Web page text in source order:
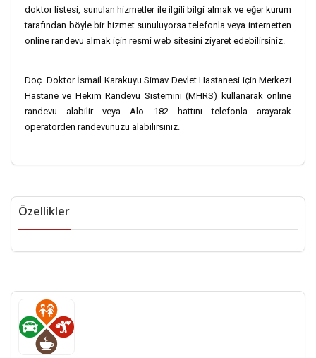
doktor listesi, sunulan hizmetler ile ilgili bilgi almak ve eğer kurum
tarafından böyle bir hizmet sunuluyorsa telefonla veya internetten
online randevu almak için resmi web sitesini ziyaret edebilirsiniz.
Doç. Doktor İsmail Karakuyu Simav Devlet Hastanesi için Merkezi
Hastane ve Hekim Randevu Sistemini (MHRS) kullanarak online
randevu alabilir veya Alo 182 hattını telefonla arayarak
operatörden randevunuzu alabilirsiniz.
Özellikler